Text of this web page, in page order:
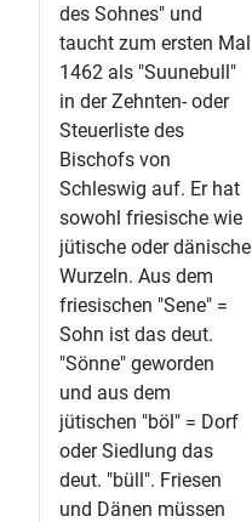
des Sohnes" und
taucht zum ersten Mal
1462 als "Suunebull"
in der Zehnten- oder
Steuerliste des
Bischofs von
Schleswig auf. Er hat
sowohl friesische wie
jütische oder dänische
Wurzeln. Aus dem
friesischen "Sene" =
Sohn ist das deut.
"Sönne" geworden
und aus dem
jütischen "böl" = Dorf
oder Siedlung das
deut. "büll". Friesen
und Dänen müssen